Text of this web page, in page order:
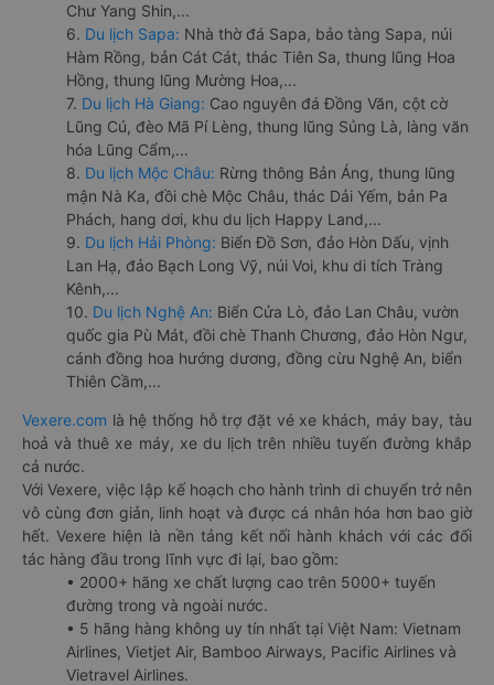
Chư Yang Shin,...
6. Du lịch Sapa: Nhà thờ đá Sapa, bảo tàng Sapa, núi
Hàm Rồng, bản Cát Cát, thác Tiên Sa, thung lũng Hoa
Hồng, thung lũng Mường Hoa,...
7. Du lịch Hà Giang: Cao nguyên đá Đồng Văn, cột cờ
Lũng Cú, đèo Mã Pí Lèng, thung lũng Sủng Là, làng văn
hóa Lũng Cẩm,...
8. Du lịch Mộc Châu: Rừng thông Bản Áng, thung lũng
mận Nà Ka, đồi chè Mộc Châu, thác Dải Yếm, bản Pa
Phách, hang dơi, khu du lịch Happy Land,...
9. Du lịch Hải Phòng: Biển Đồ Sơn, đảo Hòn Dấu, vịnh
Lan Hạ, đảo Bạch Long Vỹ, núi Voi, khu di tích Tràng
Kênh,...
10. Du lịch Nghệ An: Biển Cửa Lò, đảo Lan Châu, vườn
quốc gia Pù Mát, đồi chè Thanh Chương, đảo Hòn Ngư,
cánh đồng hoa hướng dương, đồng cừu Nghệ An, biển
Thiên Cầm,...
Vexere.com là hệ thống hỗ trợ đặt vé xe khách, máy bay, tàu
hoả và thuê xe máy, xe du lịch trên nhiều tuyến đường khắp
cả nước.
Với Vexere, việc lập kế hoạch cho hành trình di chuyển trở nên
vô cùng đơn giản, linh hoạt và được cá nhân hóa hơn bao giờ
hết. Vexere hiện là nền tảng kết nối hành khách với các đối
tác hàng đầu trong lĩnh vực đi lại, bao gồm:
• 2000+ hãng xe chất lượng cao trên 5000+ tuyến
đường trong và ngoài nước.
• 5 hãng hàng không uy tín nhất tại Việt Nam: Vietnam
Airlines, Vietjet Air, Bamboo Airways, Pacific Airlines và
Vietravel Airlines.